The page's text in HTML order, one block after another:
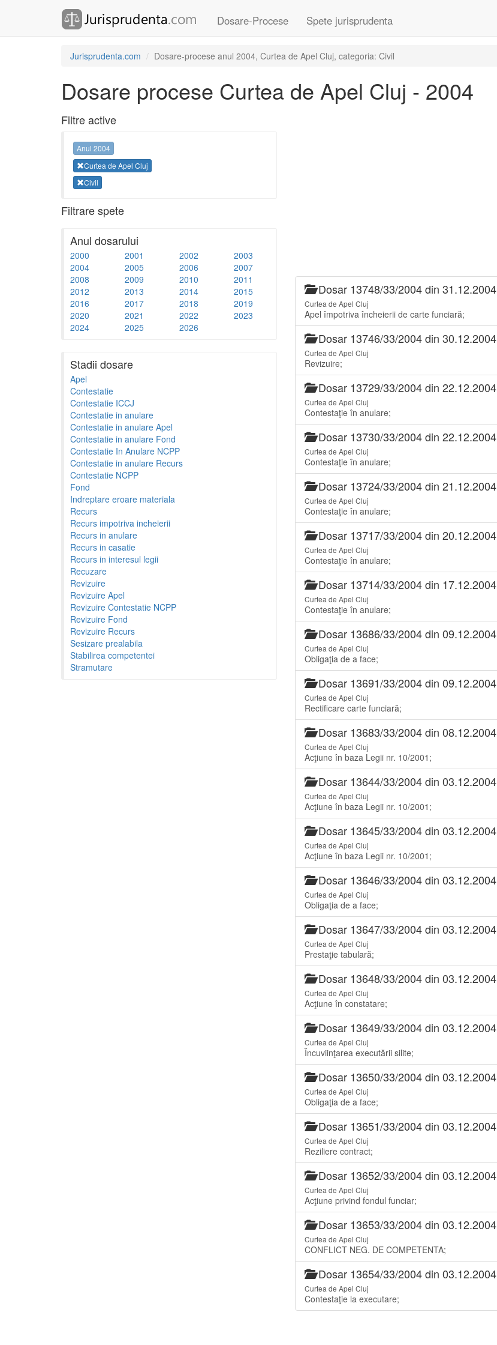
Dosare-Procese Spete jurisprudenta
Jurisprudenta.com Dosare-procese anul 2004, Curtea de Apel Cluj, categoria: Civil
Dosare procese Curtea de Apel Cluj - 2004
Filtre active
Anul 2004
Curtea de Apel Cluj
Civil
Filtrare spete
Anul dosarului
2000 2001 2002
2003
2004
2005 2006
2007
2008
2009 2010
2011
2012
2013 2014
2015
2016
2017 2018
2019
2020
2021 2022
2023
2024
2025 2026
Stadii dosare
Apel
Contestatie
Contestatie ICCJ
Contestatie in anulare
Contestatie in anulare Apel
Contestatie in anulare Fond
Contestatie In Anulare NCPP
Contestatie in anulare Recurs
Contestatie NCPP
Fond
Indreptare eroare materiala
Recurs
Recurs impotriva incheierii
Recurs in anulare
Recurs in casatie
Recurs in interesul legii
Recuzare
Revizuire
Revizuire Apel
Revizuire Contestatie NCPP
Revizuire Fond
Revizuire Recurs
Sesizare prealabila
Stabilirea competentei
Stramutare
Dosar 13748/33/2004 din 31.12.2004
Curtea de Apel Cluj
Apel împotriva încheierii de carte funciară;
Dosar 13746/33/2004 din 30.12.2004
Curtea de Apel Cluj
Revizuire;
Dosar 13729/33/2004 din 22.12.2004
Curtea de Apel Cluj
Contestaţie în anulare;
Dosar 13730/33/2004 din 22.12.2004
Curtea de Apel Cluj
Contestaţie în anulare;
Dosar 13724/33/2004 din 21.12.2004
Curtea de Apel Cluj
Contestaţie în anulare;
Dosar 13717/33/2004 din 20.12.2004
Curtea de Apel Cluj
Contestaţie în anulare;
Dosar 13714/33/2004 din 17.12.2004
Curtea de Apel Cluj
Contestaţie în anulare;
Dosar 13686/33/2004 din 09.12.2004
Curtea de Apel Cluj
Obligaţia de a face;
Dosar 13691/33/2004 din 09.12.2004
Curtea de Apel Cluj
Rectificare carte funciară;
Dosar 13683/33/2004 din 08.12.2004
Curtea de Apel Cluj
Acţiune în baza Legii nr. 10/2001;
Dosar 13644/33/2004 din 03.12.2004
Curtea de Apel Cluj
Acţiune în baza Legii nr. 10/2001;
Dosar 13645/33/2004 din 03.12.2004
Curtea de Apel Cluj
Acţiune în baza Legii nr. 10/2001;
Dosar 13646/33/2004 din 03.12.2004
Curtea de Apel Cluj
Obligaţia de a face;
Dosar 13647/33/2004 din 03.12.2004
Curtea de Apel Cluj
Prestaţie tabulară;
Dosar 13648/33/2004 din 03.12.2004
Curtea de Apel Cluj
Acţiune în constatare;
Dosar 13649/33/2004 din 03.12.2004
Curtea de Apel Cluj
Încuviinţarea executării silite;
Dosar 13650/33/2004 din 03.12.2004
Curtea de Apel Cluj
Obligaţia de a face;
Dosar 13651/33/2004 din 03.12.2004
Curtea de Apel Cluj
Reziliere contract;
Dosar 13652/33/2004 din 03.12.2004
Curtea de Apel Cluj
Acţiune privind fondul funciar;
Dosar 13653/33/2004 din 03.12.2004
Curtea de Apel Cluj
CONFLICT NEG. DE COMPETENTA;
Dosar 13654/33/2004 din 03.12.2004
Curtea de Apel Cluj
Contestaţie la executare;